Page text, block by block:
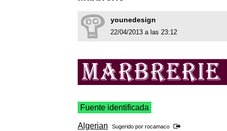
younedesign
22/04/2013 a las 23:12
Fuente identificada
Algerian Sugerido por rocamaco